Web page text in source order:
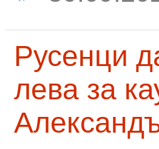
Русенци
лева за